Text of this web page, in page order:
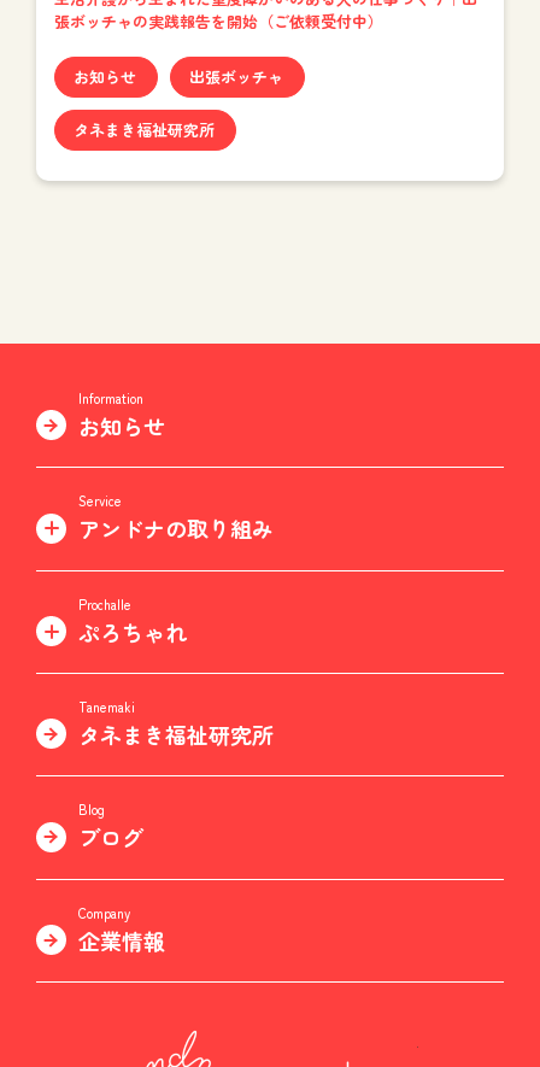
張ボッチャの実践報告を開始（ご依頼受付中）
お知らせ 出張ボッチャ
タネまき福祉研究所
Information
お知らせ
Service
アンドナの取り組み
Prochalle
ぷろちゃれ
Tanemaki
タネまき福祉研究所
Blog
ブログ
Company
企業情報